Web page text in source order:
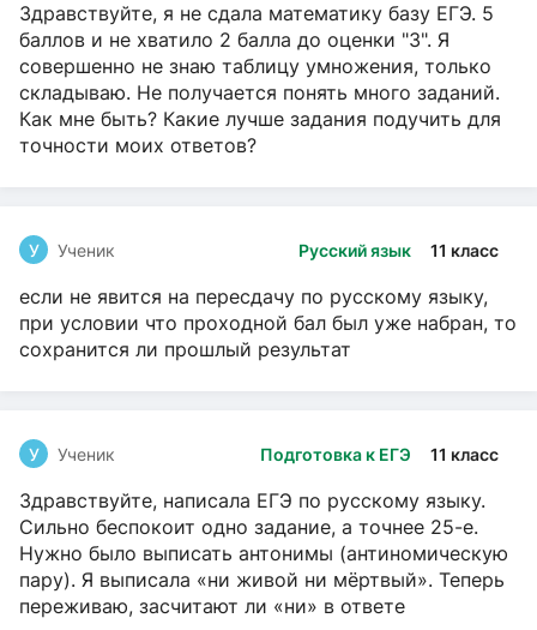
Здравствуйте, я не сдала математику базу ЕГЭ. 5
баллов и не хватило 2 балла до оценки "3". Я
совершенно не знаю таблицу умножения, только
складываю. Не получается понять много заданий.
Как мне быть? Какие лучше задания подучить для
точности моих ответов?
Русский язык 11 класс
У Ученик
если не явится на пересдачу по русскому языку,
при условии что проходной бал был уже набран, то
сохранится ли прошлый результат
Подготовка к ЕГЭ 11 класс
У Ученик
Здравствуйте, написала ЕГЭ по русскому языку.
Сильно беспокоит одно задание, а точнее 25-е.
Нужно было выписать антонимы (антиномическую
пару). Я выписала «ни живой ни мёртвый». Теперь
переживаю, засчитают ли «ни» в ответе